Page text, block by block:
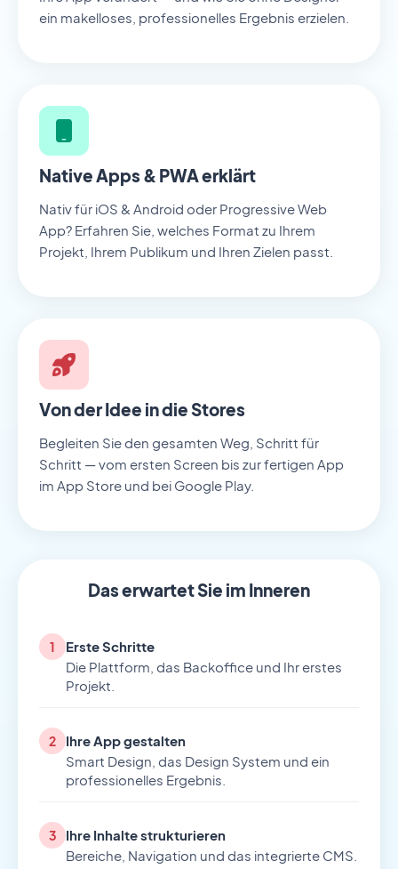
ein makelloses, professionelles Ergebnis erzielen.
Native Apps & PWA erklärt
Nativ für iOS & Android oder Progressive Web
App? Erfahren Sie, welches Format zu Ihrem
Projekt, Ihrem Publikum und Ihren Zielen passt.
Von der Idee in die Stores
Begleiten Sie den gesamten Weg, Schritt für
Schritt — vom ersten Screen bis zur fertigen App
im App Store und bei Google Play.
Das erwartet Sie im Inneren
1
Erste Schritte
Die Plattform, das Backoffice und Ihr erstes
Projekt.
2
Ihre App gestalten
Smart Design, das Design System und ein
professionelles Ergebnis.
3
Ihre Inhalte strukturieren
Bereiche, Navigation und das integrierte CMS.